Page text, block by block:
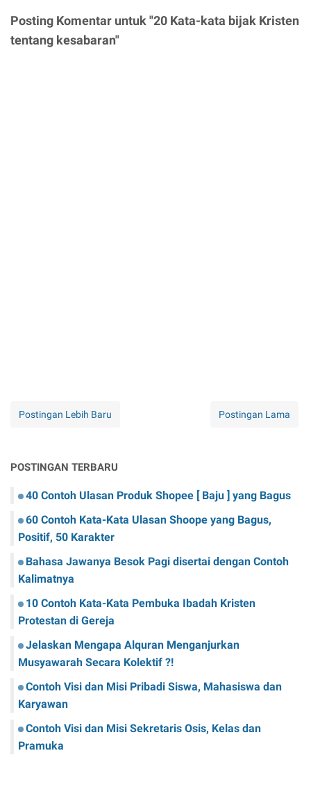
Posting Komentar untuk "20 Kata-kata bijak Kristen
tentang kesabaran"
Postingan Lebih Baru Postingan Lama
POSTINGAN TERBARU
40 Contoh Ulasan Produk Shopee [ Baju ] yang Bagus
60 Contoh Kata-Kata Ulasan Shoope yang Bagus,
Positif, 50 Karakter
Bahasa Jawanya Besok Pagi disertai dengan Contoh
Kalimatnya
10 Contoh Kata-Kata Pembuka Ibadah Kristen
Protestan di Gereja
Jelaskan Mengapa Alquran Menganjurkan
Musyawarah Secara Kolektif ?!
Contoh Visi dan Misi Pribadi Siswa, Mahasiswa dan
Karyawan
Contoh Visi dan Misi Sekretaris Osis, Kelas dan
Pramuka